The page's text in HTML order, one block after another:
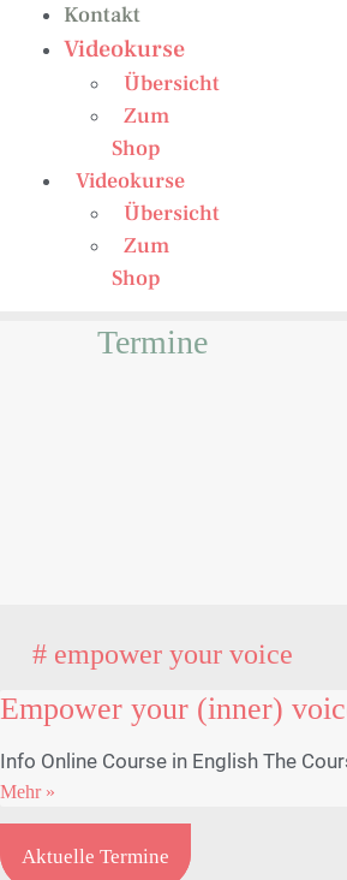
Kontakt
Videokurse
Übersicht
Zum
Shop
Videokurse
Übersicht
Zum
Shop
Termine
# empower your voice
Empower your (inner)
Info Online Course in English The
Mehr »
Aktuelle Termine